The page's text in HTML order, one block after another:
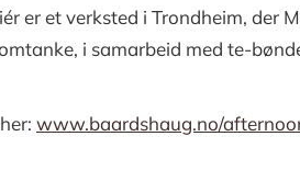
er et verksted i Trondheim, der
i samarbeid med te-
www.baardshaug.no/